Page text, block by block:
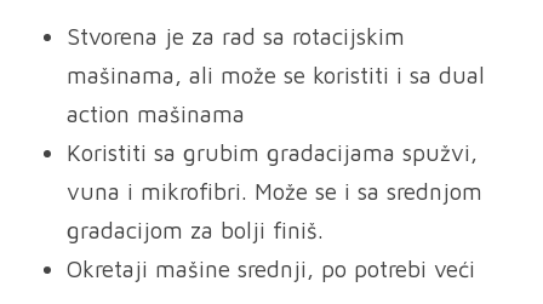
Stvorena je za rad sa rotacijskim
mašinama, ali može se koristiti i sa dual
action mašinama
Koristiti sa grubim gradacijama spužvi,
vuna i mikrofibri. Može se i sa srednjom
gradacijom za bolji finiš.
Okretaji mašine srednji, po potrebi veći